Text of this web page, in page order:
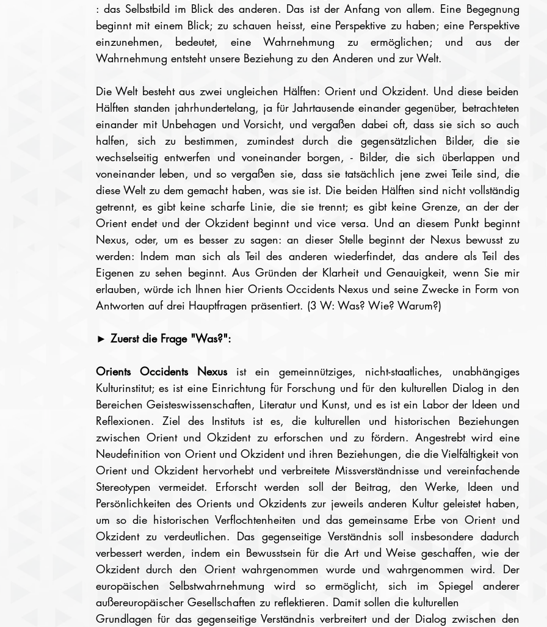
: das Selbstbild im Blick des anderen. Das ist der Anfang von allem. Eine Begegnung
beginnt mit einem Blick; zu schauen heisst, eine Perspektive zu haben; eine Perspektive
einzunehmen, bedeutet, eine Wahrnehmung zu ermöglichen; und aus der
Wahrnehmung entsteht unsere Beziehung zu den Anderen und zur Welt.
Die Welt besteht aus zwei ungleichen Hälften: Orient und Okzident. Und diese beiden
Hälften standen jahrhundertelang, ja für Jahrtausende einander gegenüber, betrachteten
einander mit Unbehagen und Vorsicht, und vergaßen dabei oft, dass sie sich so auch
halfen, sich zu bestimmen, zumindest durch die gegensätzlichen Bilder, die sie
wechselseitig entwerfen und voneinander borgen, - Bilder, die sich überlappen und
voneinander leben, und so vergaßen sie, dass sie tatsächlich jene zwei Teile sind, die
diese Welt zu dem gemacht haben, was sie ist. Die beiden Hälften sind nicht vollständig
getrennt, es gibt keine scharfe Linie, die sie trennt; es gibt keine Grenze, an der der
Orient endet und der Okzident beginnt und vice versa. Und an diesem Punkt beginnt
Nexus, oder, um es besser zu sagen: an dieser Stelle beginnt der Nexus bewusst zu
werden: Indem man sich als Teil des anderen wiederfindet, das andere als Teil des
Eigenen zu sehen beginnt. Aus Gründen der Klarheit und Genauigkeit, wenn Sie mir
erlauben, würde ich Ihnen hier Orients Occidents Nexus und seine Zwecke in Form von
Antworten auf drei Hauptfragen präsentiert. (3 W: Was? Wie? Warum?)
► Zuerst die Frage "Was?":
Orients Occidents Nexus ist ein gemeinnütziges, nicht-staatliches, unabhängiges
Kulturinstitut; es ist eine Einrichtung für Forschung und für den kulturellen Dialog in den
Bereichen Geisteswissenschaften, Literatur und Kunst, und es ist ein Labor der Ideen und
Reflexionen. Ziel des Instituts ist es, die kulturellen und historischen Beziehungen
zwischen Orient und Okzident zu erforschen und zu fördern. Angestrebt wird eine
Neudefinition von Orient und Okzident und ihren Beziehungen, die die Vielfältigkeit von
Orient und Okzident hervorhebt und verbreitete Missverständnisse und vereinfachende
Stereotypen vermeidet. Erforscht werden soll der Beitrag, den Werke, Ideen und
Persönlichkeiten des Orients und Okzidents zur jeweils anderen Kultur geleistet haben,
um so die historischen Verflochtenheiten und das gemeinsame Erbe von Orient und
Okzident zu verdeutlichen. Das gegenseitige Verständnis soll insbesondere dadurch
verbessert werden, indem ein Bewusstsein für die Art und Weise geschaffen, wie der
Okzident durch den Orient wahrgenommen wurde und wahrgenommen wird. Der
europäischen Selbstwahrnehmung wird so ermöglicht, sich im Spiegel anderer
außereuropäischer Gesellschaften zu reflektieren. Damit sollen die kulturellen
Grundlagen für das gegenseitige Verständnis verbreitert und der Dialog zwischen den